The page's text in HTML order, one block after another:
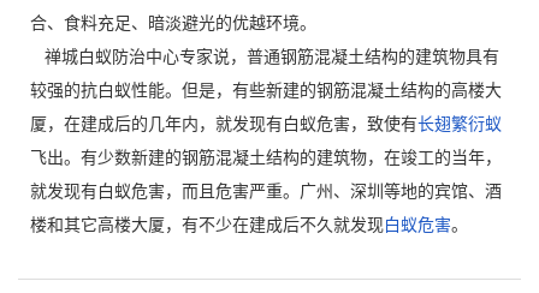
合、食料充足、暗淡避光的优越环境。
禅城白蚁防治中心专家说，普通钢筋混凝土结构的建筑物具有
较强的抗白蚁性能。但是，有些新建的钢筋混凝土结构的高楼大
厦，在建成后的几年内，就发现有白蚁危害，致使有长翅繁衍蚁
飞出。有少数新建的钢筋混凝土结构的建筑物，在竣工的当年，
就发现有白蚁危害，而且危害严重。广州、深圳等地的宾馆、酒
楼和其它高楼大厦，有不少在建成后不久就发现白蚁危害。